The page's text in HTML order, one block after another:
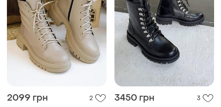
2099 грн 2 3450 грн 3